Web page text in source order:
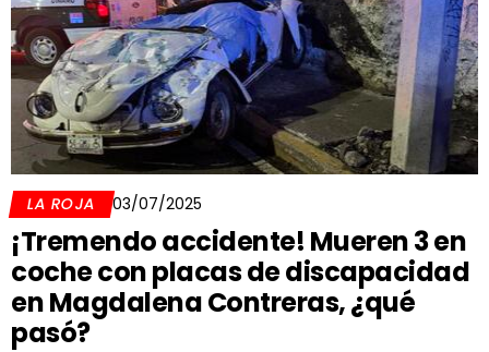
LA ROJA 03/07/2025
¡Tremendo accidente! Mueren 3 en
coche con placas de discapacidad
en Magdalena Contreras, ¿qué
pasó?